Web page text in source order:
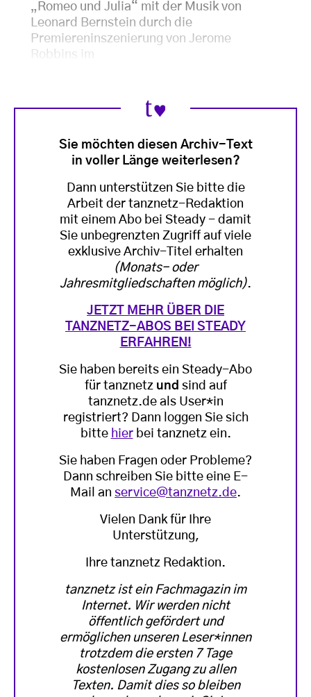
„Romeo und Julia“ mit der Musik von
Leonard Bernstein durch die
Premiereninszenierung von Jerome
Robbins im
Sie möchten diesen Archiv-Text
in voller Länge weiterlesen?
Dann unterstützen Sie bitte die
Arbeit der tanznetz-Redaktion
mit einem Abo bei Steady - damit
Sie unbegrenzten Zugriff auf viele
exklusive Archiv-Titel erhalten
(Monats- oder
Jahresmitgliedschaften möglich).
JETZT MEHR ÜBER DIE
TANZNETZ-ABOS BEI STEADY
ERFAHREN!
Sie haben bereits ein Steady-Abo
für tanznetz und sind auf
tanznetz.de als User*in
registriert? Dann loggen Sie sich
bitte hierbei tanznetz ein.
Sie haben Fragen oder Probleme?
Dann schreiben Sie bitte eine E-
Mail an service@tanznetz.de.
Vielen Dank für Ihre
Unterstützung,
Ihre tanznetz Redaktion.
tanznetz ist ein Fachmagazin im
Internet. Wir werden nicht
öffentlich gefördert und
ermöglichen unseren Leser*innen
trotzdem die ersten 7 Tage
kostenlosen Zugang zu allen
Texten. Damit dies so bleiben